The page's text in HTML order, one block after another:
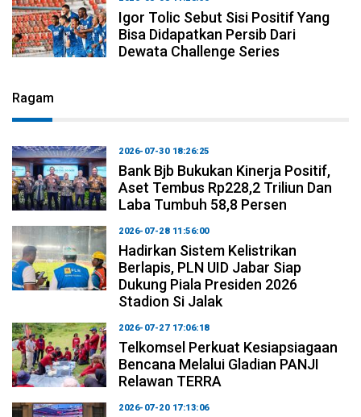
Igor Tolic Sebut Sisi Positif Yang
Bisa Didapatkan Persib Dari
Dewata Challenge Series
Ragam
2026-07-30 18:26:25
Bank Bjb Bukukan Kinerja Positif,
Aset Tembus Rp228,2 Triliun Dan
Laba Tumbuh 58,8 Persen
2026-07-28 11:56:00
Hadirkan Sistem Kelistrikan
Berlapis, PLN UID Jabar Siap
Dukung Piala Presiden 2026
Stadion Si Jalak
2026-07-27 17:06:18
Telkomsel Perkuat Kesiapsiagaan
Bencana Melalui Gladian PANJI
Relawan TERRA
2026-07-20 17:13:06